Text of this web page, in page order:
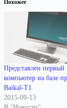
Похожее
Представлен первый
компьютер на базе
Baikal-T1
2015-09-13